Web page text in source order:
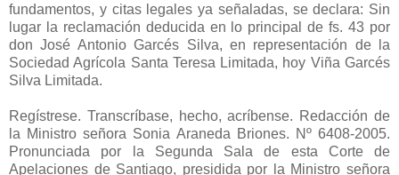
fundamentos, y citas legales ya señaladas, se declara: Sin
lugar la reclamación deducida en lo principal de fs. 43 por
don José Antonio Garcés Silva, en representación de la
Sociedad Agrícola Santa Teresa Limitada, hoy Viña Garcés
Silva Limitada.
Regístrese. Transcríbase, hecho, acríbense. Redacción de
la Ministro señora Sonia Araneda Briones. Nº 6408-2005.
Pronunciada por la Segunda Sala de esta Corte de
Apelaciones de Santiago, presidida por la Ministro señora